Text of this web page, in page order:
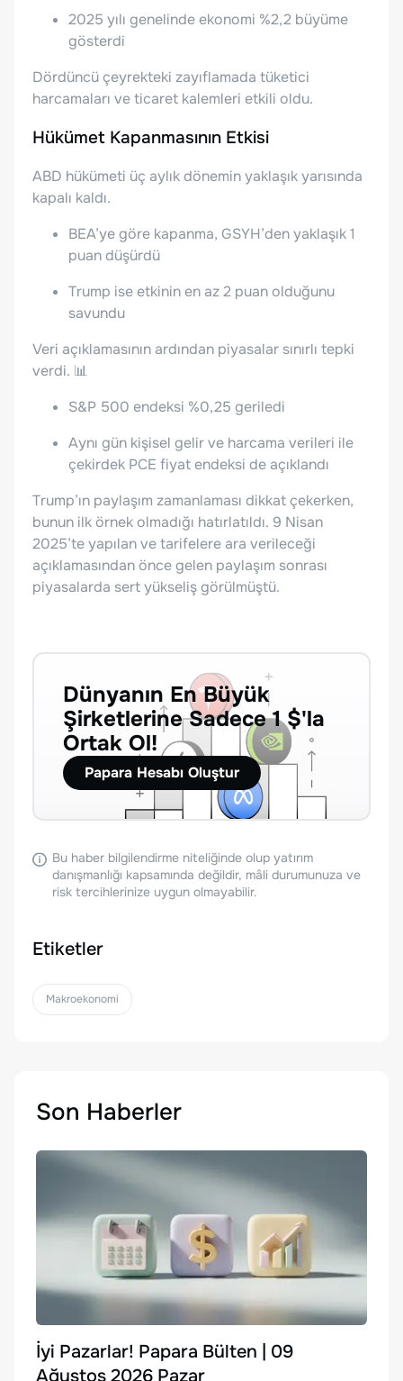
2025 yılı genelinde ekonomi %2,2 büyüme
gösterdi
Dördüncü çeyrekteki zayıflamada tüketici
harcamaları ve ticaret kalemleri etkili oldu.
Hükümet Kapanmasının Etkisi
ABD hükümeti üç aylık dönemin yaklaşık yarısında
kapalı kaldı.
BEA’ye göre kapanma, GSYH’den yaklaşık 1
puan düşürdü
Trump ise etkinin en az 2 puan olduğunu
savundu
Veri açıklamasının ardından piyasalar sınırlı tepki
verdi. 📊
S&P 500 endeksi %0,25 geriledi
Aynı gün kişisel gelir ve harcama verileri ile
çekirdek PCE fiyat endeksi de açıklandı
Trump’ın paylaşım zamanlaması dikkat çekerken,
bunun ilk örnek olmadığı hatırlatıldı. 9 Nisan
2025’te yapılan ve tarifelere ara verileceği
açıklamasından önce gelen paylaşım sonrası
piyasalarda sert yükseliş görülmüştü.
Dünyanın En Büyük
Şirketlerine Sadece 1 $'la
Ortak Ol!
Papara Hesabı Oluştur
Bu haber bilgilendirme niteliğinde olup yatırım
danışmanlığı kapsamında değildir, mâli durumunuza ve
risk tercihlerinize uygun olmayabilir.
Etiketler
Makroekonomi
Son Haberler
İyi Pazarlar! Papara Bülten | 09
Ağustos 2026 Pazar